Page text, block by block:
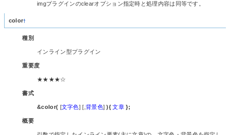
imgプラグインのclearオプション指定時と処理内容は同等です。
color†
種別
インライン型プラグイン
重要度
★★★★☆
書式
&color( [文字色] [, 背景色]){ 文章 };
概要